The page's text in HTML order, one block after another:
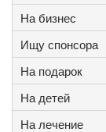
На бизнес
Ищу спонсора
На подарок
На детей
На лечение